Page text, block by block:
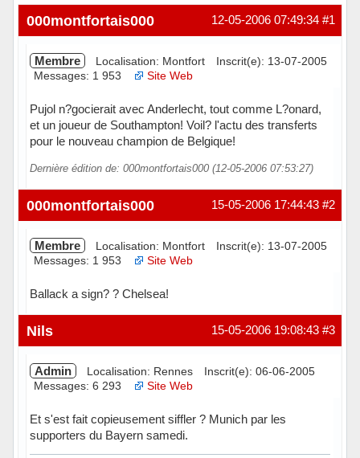
#1
12-05-2006 07:49:34
000montfortais000
Membre Localisation: Montfort
Inscrit(e): 13-07-2005
Messages: 1 953
Site Web
Pujol n?gocierait avec Anderlecht, tout comme L?onard,
et un joueur de Southampton! Voil? l'actu des transferts
pour le nouveau champion de Belgique!
Dernière édition de: 000montfortais000 (12-05-2006 07:53:27)
Hors ligne #2
15-05-2006 17:44:43
000montfortais000
Membre Localisation: Montfort
Inscrit(e): 13-07-2005
Messages: 1 953
Site Web
Ballack a sign? ? Chelsea!
Hors ligne #3
15-05-2006 19:08:43
Nils
Admin Localisation: Rennes
Inscrit(e): 06-06-2005
Messages: 6 293
Site Web
Et s'est fait copieusement siffler ? Munich par les
supporters du Bayern samedi.